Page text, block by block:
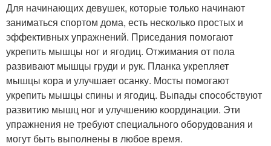
Для начинающих девушек, которые только начинают
заниматься спортом дома, есть несколько простых и
эффективных упражнений. Приседания помогают
укрепить мышцы ног и ягодиц. Отжимания от пола
развивают мышцы груди и рук. Планка укрепляет
мышцы кора и улучшает осанку. Мосты помогают
укрепить мышцы спины и ягодиц. Выпады способствуют
развитию мышц ног и улучшению координации. Эти
упражнения не требуют специального оборудования и
могут быть выполнены в любое время.